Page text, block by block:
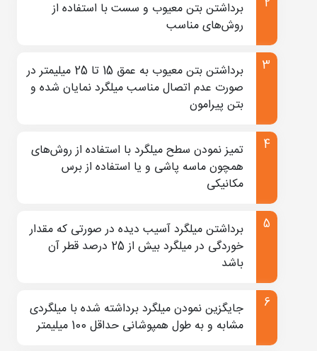
فضاهای خالی و ترک های کوچک را با استفاده از پمپ
فشار تزریق مکانیکی با مواد مناسب مانند دوغاب
اپوکسی بدون انقباض پر کنید.
اگر پدیده کرم‌خوردگی منطقه بزرگی را پوشانده است،
ممکن است لازم باشد یک سوراخ وصله ایجاد کنید تا از
اتصال مناسب اطمینان حاصل کنید.
در صورت لزوم قالب ها را نصب کنید و دوغاب را بریزید
در صورت عدم استفاده از قالب، از ملات ترمیمی مناسب
مانند دوغاب بدون انقباض و با استحکام بالا استفاده
باشد. توصیه می شود قبل از اعمال لایه بعدی مدتی
برداشتن بتن معیوب و سست با استفاده از
روش‌های مناسب
برداشتن بتن معیوب به عمق 15 تا 25 میلیمتر در
صورت عدم اتصال مناسب میلگرد نمایان شده و
بتن پیرامون
تمیز نمودن سطح میلگرد با استفاده از روش‌های
همچون ماسه پاشی و یا استفاده از برس
مکانیکی
برداشتن میلگرد آسیب دیده در صورتی که مقدار
خوردگی در میلگرد بیش از 25 درصد قطر آن
باشد
جایگزین نمودن میلگرد برداشته شده با میلگردی
مشابه و به طول همپوشانی حداقل 100 میلیمتر